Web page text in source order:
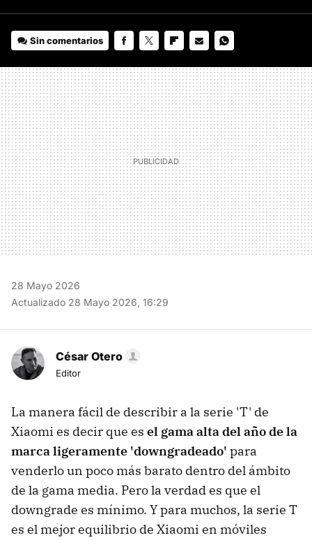
Sin comentarios
MAIL
28 Mayo 2026
Actualizado 28 Mayo 2026, 16:29
César Otero
Editor
La manera fácil de describir a la serie 'T' de
Xiaomi es decir que es el gama alta del año de la
marca ligeramente 'downgradeado' para
venderlo un poco más barato dentro del ámbito
de la gama media. Pero la verdad es que el
downgrade es mínimo. Y para muchos, la serie T
es el mejor equilibrio de Xiaomi en móviles